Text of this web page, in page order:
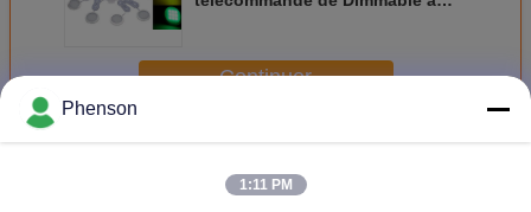
de Cabinet
Continuer
PlusLumières d'illumination de LED
Phenson
1:11 PM